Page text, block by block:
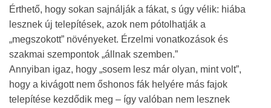
Érthető, hogy sokan sajnálják a fákat, s úgy vélik: hiába
lesznek új telepítések, azok nem pótolhatják a
„megszokott” növényeket. Érzelmi vonatkozások és
szakmai szempontok „állnak szemben.”
Annyiban igaz, hogy „sosem lesz már olyan, mint volt”,
hogy a kivágott nem őshonos fák helyére más fajok
telepítése kezdődik meg – így valóban nem lesznek